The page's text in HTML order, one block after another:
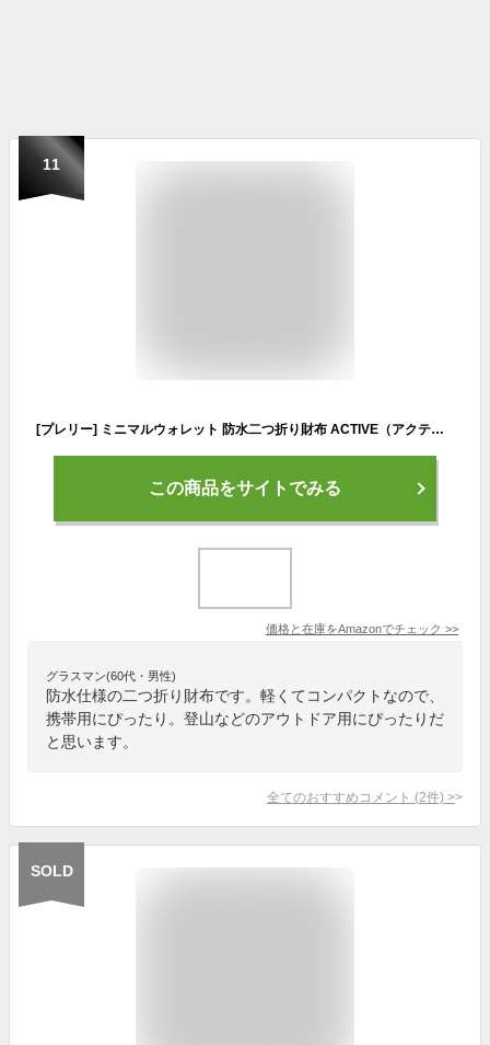
11
[プレリー] ミニマルウォレット 防水二つ折り財布 ACTIVE（アクティブ） グレー
この商品をサイトでみる
価格と在庫をAmazonでチェック >>
グラスマン(60代・男性)
防水仕様の二つ折り財布です。軽くてコンパクトなので、
携帯用にぴったり。登山などのアウトドア用にぴったりだ
と思います。
全てのおすすめコメント (2件) >
SOLD